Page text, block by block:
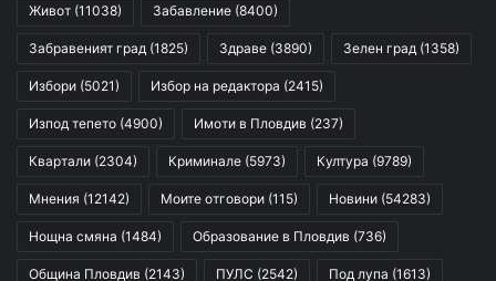
Живот (11038) Забавление (8400)
Забравеният град (1825) Здраве (3890) Зелен град (1358)
Избори (5021) Избор на редактора (2415)
Изпод тепето (4900) Имоти в Пловдив (237)
Квартали (2304) Криминале (5973) Култура (9789)
Мнения (12142) Моите отговори (115) Новини (54283)
Нощна смяна (1484) Образование в Пловдив (736)
Община Пловдив (2143) ПУЛС (2542) Под лупа (1613)